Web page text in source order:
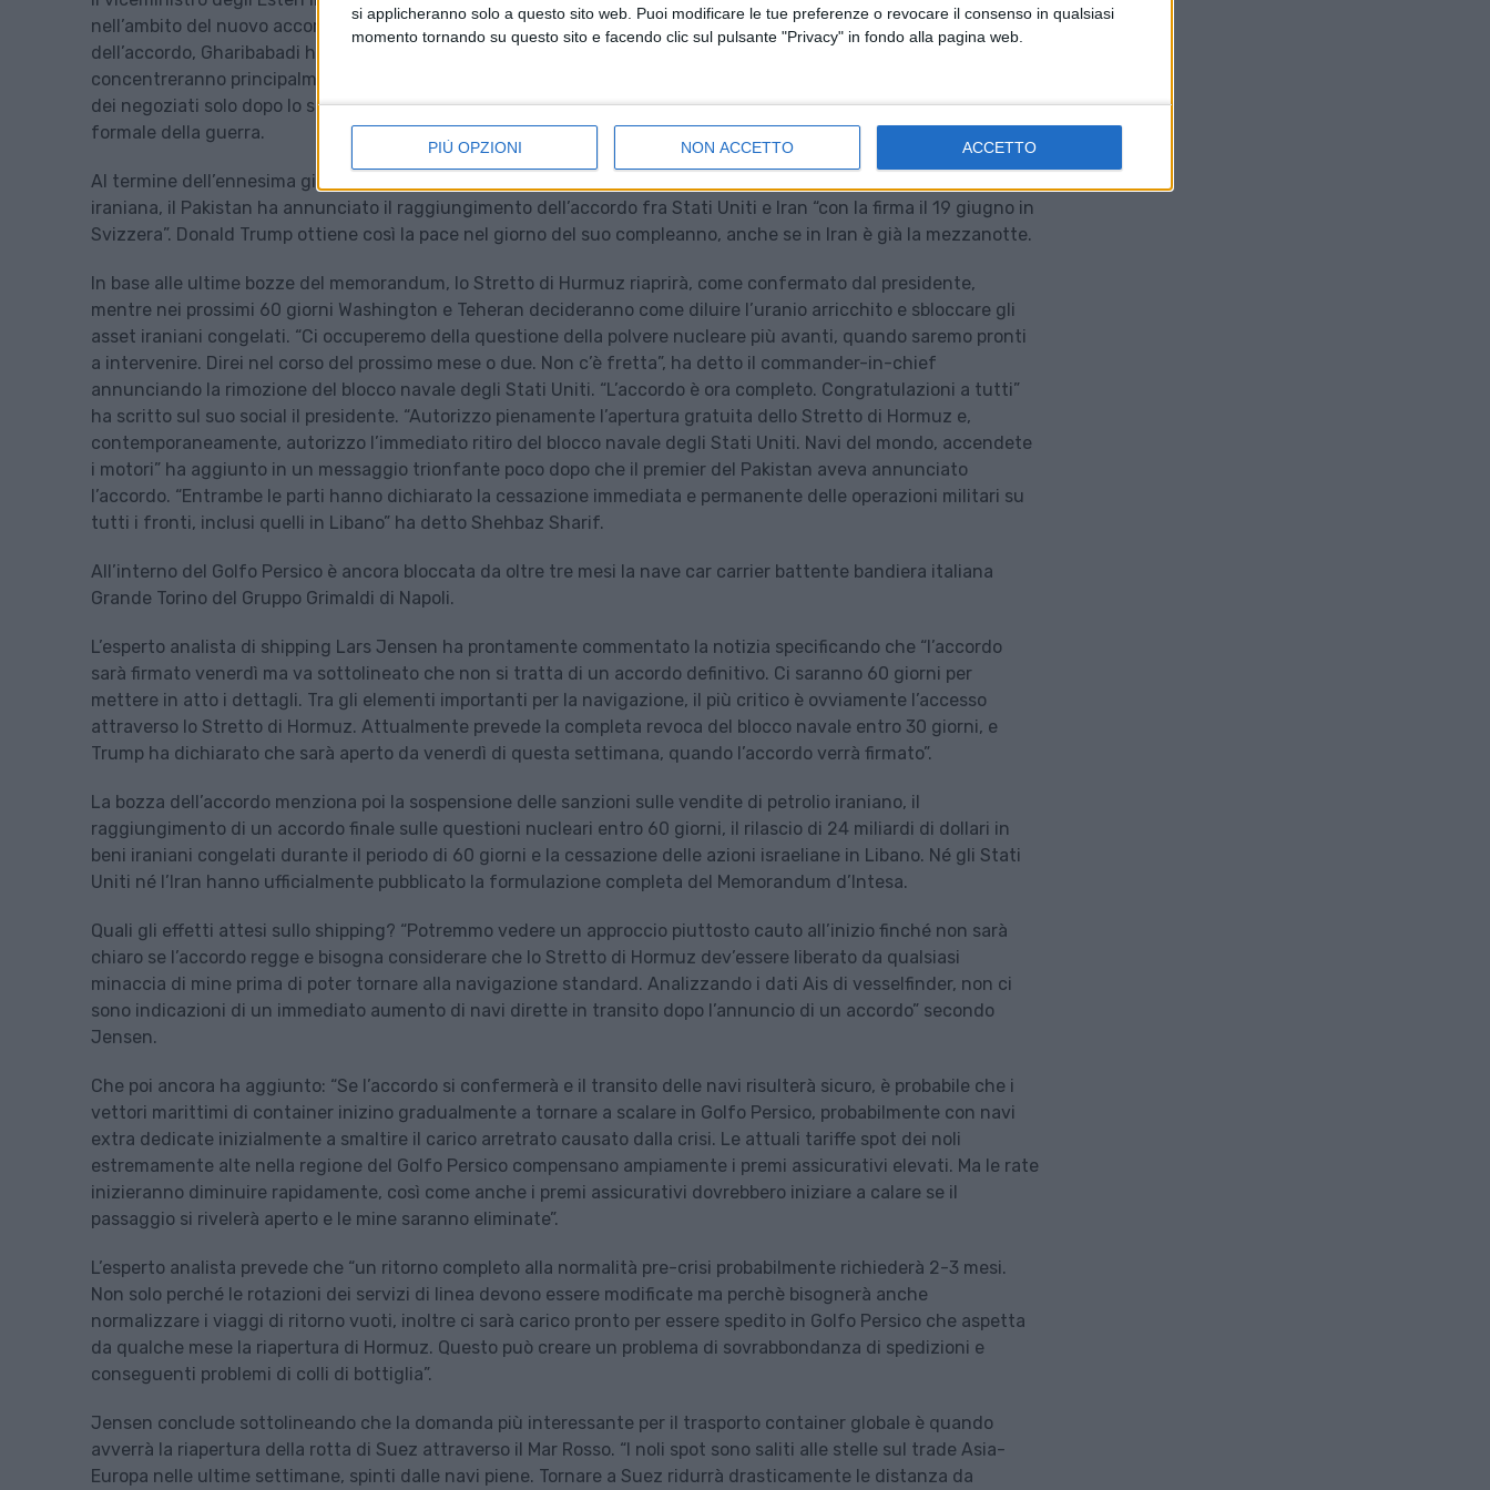
si applicheranno solo a questo sito web. Puoi modificare le tue preferenze o revocare il consenso in qualsiasi
momento tornando su questo sito e facendo clic sul pulsante "Privacy" in fondo alla pagina web.
PIÙ OPZIONI NON ACCETTO ACCETTO
nell’ambito del nuovo accordo con gli Stati Uniti entreranno in vigore a partire da venerdì. Dopo la conferma
dell’accordo, Gharibabadi ha dichiarato che i negoziati per un accordo definitivo proseguiranno per 60 giorni e si
concentreranno principalmente sulla revoca delle sanzioni. Ha aggiunto che l’Iran passerà alla fase successiva
dei negoziati solo dopo lo scongelamento dei suoi beni, la fine del blocco imposto dagli Stati Uniti e la conclusione
formale della guerra.
Al termine dell’ennesima giornata di tensioni, con l’attacco di Israele in Libano e la minaccia di una ritorsione
iraniana, il Pakistan ha annunciato il raggiungimento dell’accordo fra Stati Uniti e Iran “con la firma il 19 giugno in
Svizzera”. Donald Trump ottiene così la pace nel giorno del suo compleanno, anche se in Iran è già la mezzanotte.
In base alle ultime bozze del memorandum, lo Stretto di Hurmuz riaprirà, come confermato dal presidente,
mentre nei prossimi 60 giorni Washington e Teheran decideranno come diluire l’uranio arricchito e sbloccare gli
asset iraniani congelati. “Ci occuperemo della questione della polvere nucleare più avanti, quando saremo pronti
a intervenire. Direi nel corso del prossimo mese o due. Non c’è fretta”, ha detto il commander-in-chief
annunciando la rimozione del blocco navale degli Stati Uniti. “L’accordo è ora completo. Congratulazioni a tutti”
ha scritto sul suo social il presidente. “Autorizzo pienamente l’apertura gratuita dello Stretto di Hormuz e,
contemporaneamente, autorizzo l’immediato ritiro del blocco navale degli Stati Uniti. Navi del mondo, accendete
i motori” ha aggiunto in un messaggio trionfante poco dopo che il premier del Pakistan aveva annunciato
l’accordo. “Entrambe le parti hanno dichiarato la cessazione immediata e permanente delle operazioni militari su
tutti i fronti, inclusi quelli in Libano” ha detto Shehbaz Sharif.
All’interno del Golfo Persico è ancora bloccata da oltre tre mesi la nave car carrier battente bandiera italiana
Grande Torino del Gruppo Grimaldi di Napoli.
L’esperto analista di shipping Lars Jensen ha prontamente commentato la notizia specificando che “l’accordo
sarà firmato venerdì ma va sottolineato che non si tratta di un accordo definitivo. Ci saranno 60 giorni per
mettere in atto i dettagli. Tra gli elementi importanti per la navigazione, il più critico è ovviamente l’accesso
attraverso lo Stretto di Hormuz. Attualmente prevede la completa revoca del blocco navale entro 30 giorni, e
Trump ha dichiarato che sarà aperto da venerdì di questa settimana, quando l’accordo verrà firmato”.
La bozza dell’accordo menziona poi la sospensione delle sanzioni sulle vendite di petrolio iraniano, il
raggiungimento di un accordo finale sulle questioni nucleari entro 60 giorni, il rilascio di 24 miliardi di dollari in
beni iraniani congelati durante il periodo di 60 giorni e la cessazione delle azioni israeliane in Libano. Né gli Stati
Uniti né l’Iran hanno ufficialmente pubblicato la formulazione completa del Memorandum d’Intesa.
Quali gli effetti attesi sullo shipping? “Potremmo vedere un approccio piuttosto cauto all’inizio finché non sarà
chiaro se l’accordo regge e bisogna considerare che lo Stretto di Hormuz dev’essere liberato da qualsiasi
minaccia di mine prima di poter tornare alla navigazione standard. Analizzando i dati Ais di vesselfinder, non ci
sono indicazioni di un immediato aumento di navi dirette in transito dopo l’annuncio di un accordo” secondo
Jensen.
Che poi ancora ha aggiunto: “Se l’accordo si confermerà e il transito delle navi risulterà sicuro, è probabile che i
vettori marittimi di container inizino gradualmente a tornare a scalare in Golfo Persico, probabilmente con navi
extra dedicate inizialmente a smaltire il carico arretrato causato dalla crisi. Le attuali tariffe spot dei noli
estremamente alte nella regione del Golfo Persico compensano ampiamente i premi assicurativi elevati. Ma le rate
inizieranno diminuire rapidamente, così come anche i premi assicurativi dovrebbero iniziare a calare se il
passaggio si rivelerà aperto e le mine saranno eliminate”.
L’esperto analista prevede che “un ritorno completo alla normalità pre-crisi probabilmente richiederà 2-3 mesi.
Non solo perché le rotazioni dei servizi di linea devono essere modificate ma perchè bisognerà anche
normalizzare i viaggi di ritorno vuoti, inoltre ci sarà carico pronto per essere spedito in Golfo Persico che aspetta
da qualche mese la riapertura di Hormuz. Questo può creare un problema di sovrabbondanza di spedizioni e
conseguenti problemi di colli di bottiglia”.
Jensen conclude sottolineando che la domanda più interessante per il trasporto container globale è quando
avverrà la riapertura della rotta di Suez attraverso il Mar Rosso. “I noli spot sono saliti alle stelle sul trade Asia-
Europa nelle ultime settimane, spinti dalle navi piene. Tornare a Suez ridurrà drasticamente le distanza da